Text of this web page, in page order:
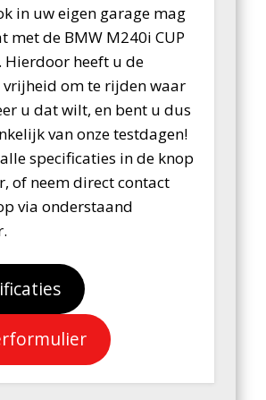
in uw eigen garage mag
met de BMW M240i CUP
Hierdoor heeft u de
om te rijden waar
u dat wilt, en bent u dus
van onze testdagen!
specificaties in de knop
of neem direct contact
via onderstaand